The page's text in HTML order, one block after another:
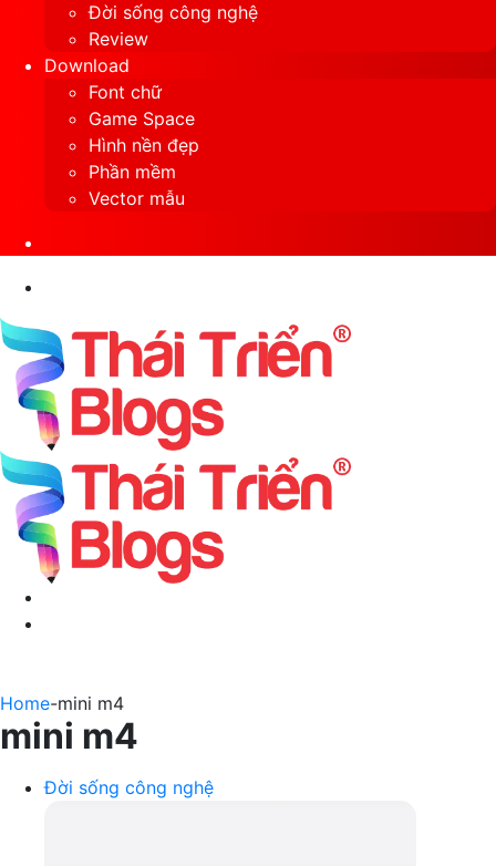
Đời sống công nghệ
Review
Download
Font chữ
Game Space
Hình nền đẹp
Phần mềm
Vector mẫu
Home-mini m4
mini m4
Đời sống công nghệ